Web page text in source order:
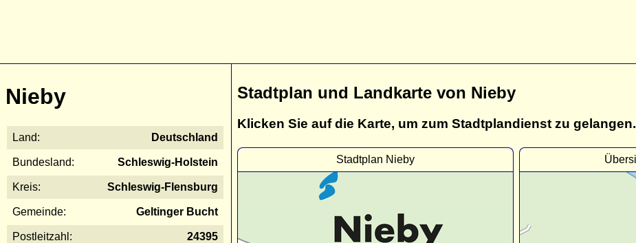
Nieby
Land: Deutschland
Bundesland: Schleswig-Holstein
Kreis: Schleswig-Flensburg
Gemeinde: Geltinger Bucht
Postleitzahl: 24395
Stadtplan und Landkarte von Nieby
Klicken Sie auf die Karte, um zum Stadtplandienst zu gelangen.
Stadtplan Nieby